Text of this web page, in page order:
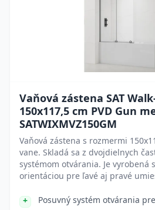
Vaňová zástena SAT
150x117,5 cm PVD Gun
SATWIXMVZ150GM
Vaňová zástena s rozmermi
vane. Skladá sa z dvojdielnych
systémom otvárania. Je vyrobená
orientáciou pre ľavé aj pravé
Posuvný systém otvárania